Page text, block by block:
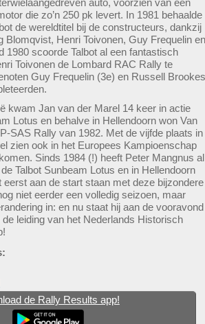
die zo’n 250 pk levert. In 1981 behaalde
de wereldtitel bij de constructeurs, dankzij
Blomqvist, Henri Toivonen, Guy Frequelin en
1980 scoorde Talbot al een fantastisch
Toivonen de Lombard RAC Rally te
Guy Frequelin (3e) en Russell Brookes
kwam Jan van der Marel 14 keer in actie
Lotus en behalve in Hellendoorn won Van
SAS Rally van 1982. Met de vijfde plaats in
zien ook in het Europees Kampioenschap
Sinds 1984 (!) heeft Peter Mangnus al
Talbot Sunbeam Lotus en in Hellendoorn
eerst aan de start staan met deze bijzondere
niet eerder een volledig seizoen, maar
in: en nu staat hij aan de vooravond
de leiding van het Nederlands Historisch
de Rally Results app!